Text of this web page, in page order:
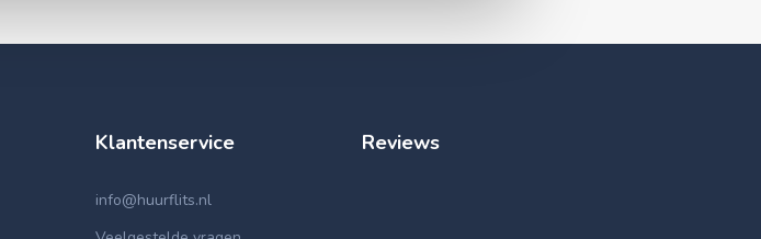
Klantenservice
info@huurflits.nl
Reviews